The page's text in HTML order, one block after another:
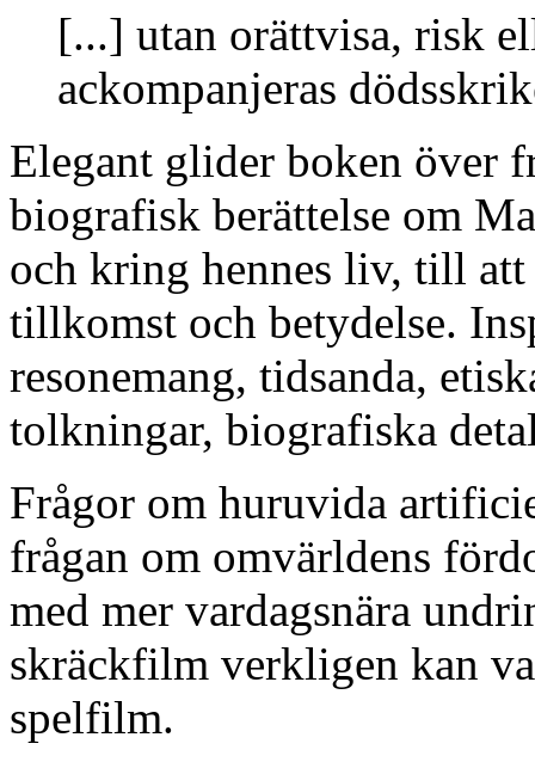
[...] utan orättvisa, risk
ackompanjeras
Elegant glider boken över
biografisk berättelse om
och kring hennes liv, till att
tillkomst och betydelse.
resonemang, tidsanda,
tolkningar, biografiska
Frågor om huruvida
frågan om omvärldens
med mer vardagsnära
skräckfilm verkligen kan
spelfilm.